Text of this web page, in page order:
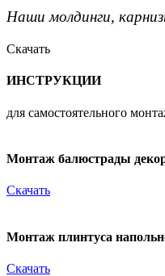
Наши молдинги,
Скачать
ИНСТРУКЦИИ
для самостоятельного
Монтаж балюстрады
Скачать
Монтаж плинтуса
Скачать